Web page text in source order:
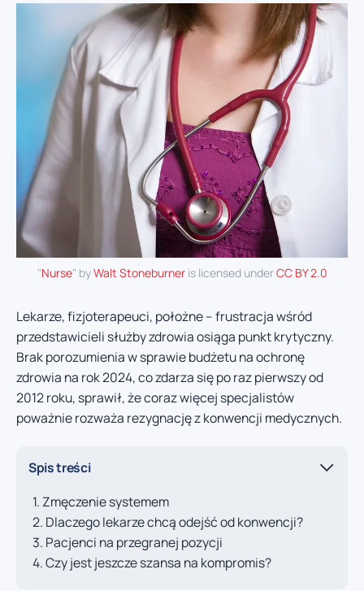
"Nurse" byWalt Stoneburneris licensed underCC BY 2.0
Lekarze, fizjoterapeuci, położne – frustracja wśród
przedstawicieli służby zdrowia osiąga punkt krytyczny.
Brak porozumienia w sprawie budżetu na ochronę
zdrowia na rok 2024, co zdarza się po raz pierwszy od
2012 roku, sprawił, że coraz więcej specjalistów
poważnie rozważa rezygnację z konwencji medycznych.
Spis treści
Zmęczenie systemem
Dlaczego lekarze chcą odejść od konwencji?
Pacjenci na przegranej pozycji
Czy jest jeszcze szansa na kompromis?